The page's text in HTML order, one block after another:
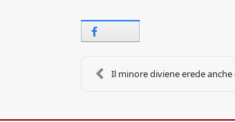
Il minore diviene erede anche